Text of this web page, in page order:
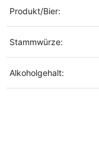
Produkt/Bier:
Stammwürze:
Alkoholgehalt: